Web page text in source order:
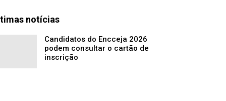
notícias
Candidatos do Encceja 2026
podem consultar o cartão de
inscrição